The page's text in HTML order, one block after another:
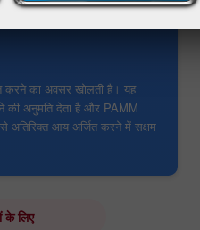
करने का अवसर खोलती है। यह
की अनुमति देता है और PAMM
से अतिरिक्त आय अर्जित करने में सक्षम
के लिए